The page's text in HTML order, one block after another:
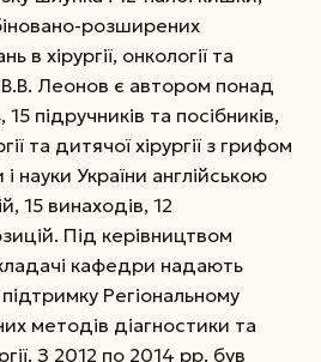
розширених
в хірургії, онкології та
Леонов є автором понад
підручників та посібників,
та дитячої хірургії з грифом
науки України англійською
15 винаходів, 12
Під керівництвом
кафедри надають
Регіональному
методів діагностики та
З 2012 по 2014 рр. був